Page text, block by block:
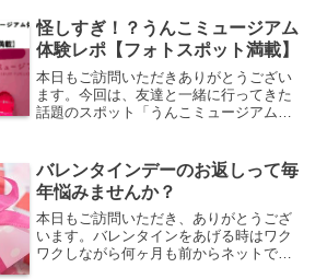
怪しすぎ！？うんこミュージアム
体験レポ【フォトスポット満載】
本日もご訪問いただきありがとうござい
ます。今回は、友達と一緒に行ってきた
話題のスポット「うんこミュージアム」
んなところ？「うんこミュージアム」
は、その名の通り“うんこ”...
バレンタインデーのお返しって毎
年悩みませんか？
本日もご訪問いただき、ありがとうござ
います。バレンタインをあげる時はワク
ワクしながら何ヶ月も前からネットで調